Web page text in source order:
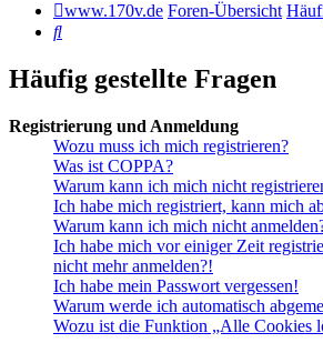
www.170v.de Foren-Übersicht
Suche
Häufig gestellte Fragen
Registrierung und Anmeldung
Wozu muss ich mich registrieren?
Was ist COPPA?
Warum kann ich mich nicht
Ich habe mich registriert, kann mich
Warum kann ich mich nicht
Ich habe mich vor einiger Zeit
nicht mehr anmelden?!
Ich habe mein Passwort vergessen!
Warum werde ich automatisch
Wozu ist die Funktion „Alle Cookies